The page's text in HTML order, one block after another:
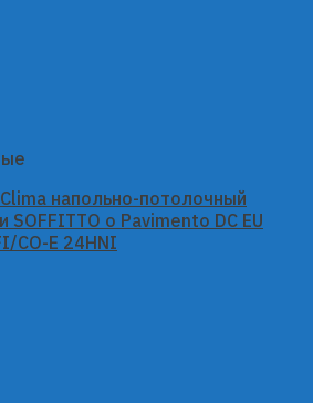
напольно-потолочный
SOFFITTO o Pavimento DC EU
CO-E 24HNI